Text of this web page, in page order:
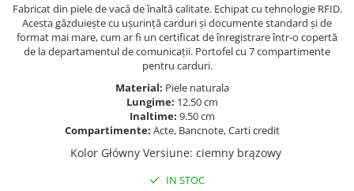
Fabricat din piele de vacă de înaltă calitate. Echipat cu tehnologie RFID.
Acesta găzduiește cu ușurință carduri și documente standard și de
format mai mare, cum ar fi un certificat de înregistrare într-o copertă
de la departamentul de comunicații. Portofel cu 7 compartimente
pentru carduri.
Material: Piele naturala
Lungime: 12.50 cm
Inaltime: 9.50 cm
Compartimente: Acte, Bancnote, Carti credit
Kolor Główny Versiune: ciemny brązowy
IN STOC